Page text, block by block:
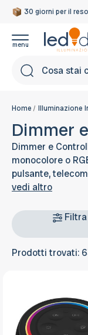
30 giorni per il reso
Garanzia Italiana
Home Illuminazione
Dimmer
Dimmer e
monocolore o
pulsante,
vedi altro
Filtra
Prodotti trovati: